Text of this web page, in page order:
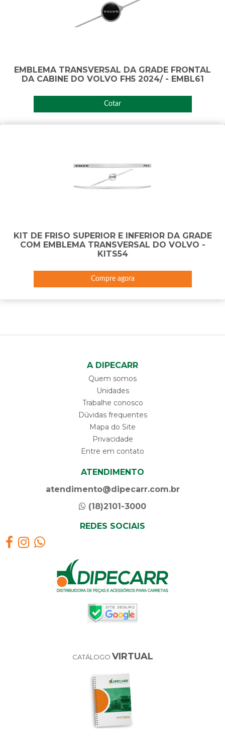
EMBLEMA TRANSVERSAL DA GRADE FRONTAL
DA CABINE DO VOLVO FH5 2024/ - EMBL61
Cotar
KIT DE FRISO SUPERIOR E INFERIOR DA GRADE
COM EMBLEMA TRANSVERSAL DO VOLVO -
KITS54
Compre agora
A DIPECARR
Quem somos
Unidades
Trabalhe conosco
Dúvidas frequentes
Mapa do Site
Privacidade
Entre em contato
ATENDIMENTO
atendimento@dipecarr.com.br
(18)2101-3000
REDES SOCIAIS
CATÁLOGO VIRTUAL